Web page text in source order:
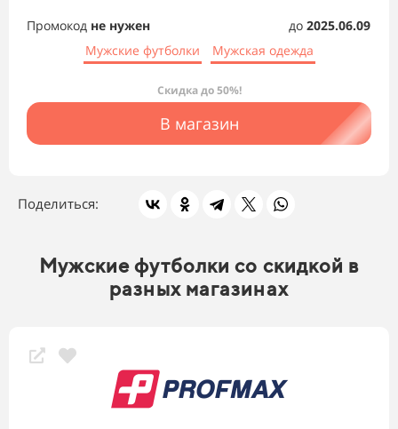
Промокод не нужен до 2025.06.09
Мужские футболки
Мужская одежда
Скидка до 50%!
В магазин
Поделиться:
Мужские футболки со скидкой в
разных магазинах